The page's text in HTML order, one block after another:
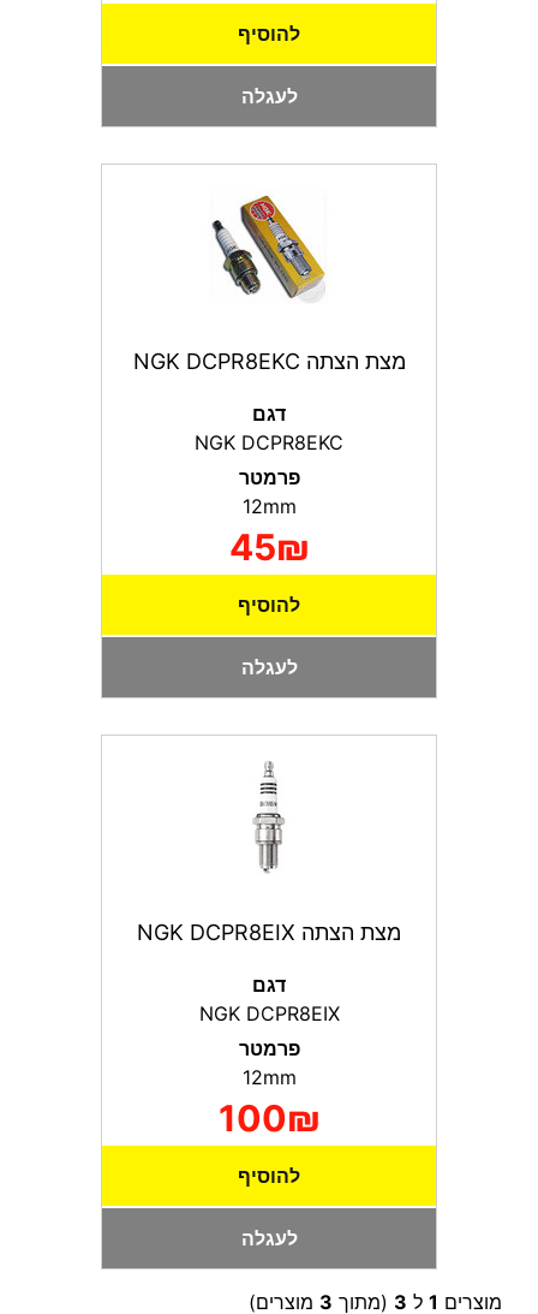
להוסיף
לעגלה
מצת הצתה NGK DCPR8EKC
דגם
NGK DCPR8EKC
פרמטר
45₪
להוסיף
לעגלה
מצת הצתה NGK DCPR8EIX
דגם
NGK DCPR8EIX
פרמטר
100₪
להוסיף
לעגלה
מוצרים 1 ל 3 (מתוך 3 מוצרים)